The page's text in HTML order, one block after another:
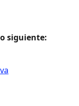
siguiente: